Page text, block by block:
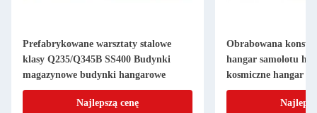
Prefabrykowane warsztaty stalowe
klasy Q235/Q345B SS400 Budynki
magazynowe budynki hangarowe
Najlepszą cenę
Obrabowana
hangar samolotu
kosmiczne hangar